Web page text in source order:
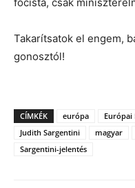
Takarítsatok el engem,
gonosztól!
CÍMKÉK európa Európai
Judith Sargentini
magyar
Sargentini-jelentés